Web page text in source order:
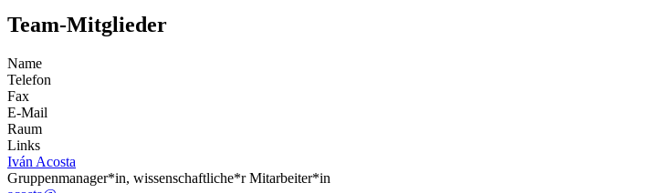
Team-Mitglieder
Name
Telefon
Fax
E-Mail
Raum
Links
Iván Acosta
Gruppenmanager*in, wissenschaftliche*r Mitarbeiter*in